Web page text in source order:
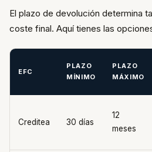
El plazo de devolución determina
coste final. Aquí tienes las
EFC
PLAZO
MÍNIMO
PLAZO
MÁXIMO
Creditea 30 días
12
meses